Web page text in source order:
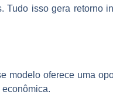
isso gera retorno
modelo oferece uma
econômica.